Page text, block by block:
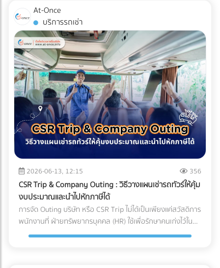
ในโรงงานมาตรฐาน การนำชิ้นส่วนพลาสติกออกจากแม่พิมพ์
(Demolding), การประกอบชิ้นส่วน (Assembly), และ การซีล
บรรจุภัณฑ์ (Sealing) จะต้องดำเนินการให้เสร็จสิ้นภายใน
Cleanroom ทั้งหมด บรรจุภัณฑ์ที่ใช้มักเป็นถุงฟอยล์หรือถุง
Tyvek ที่ได้มาตรฐานการแพทย์ เมื่อซีลปิดผนึกเรียบร้อยแล้ว จึง
จะสามารถนำชิ้นงานนั้นออกจาก Cleanroom สู่คลังสินค้าปกติ
ได้ บทสรุป: ความมั่นใจที่ส่งต่อถึงมือผู้ป่วย การลงทุนสร้างและ
บำรุงรักษา Cleanroom มีต้นทุนที่สูงมาก ทั้งค่าระบบปรับอากาศ
ค่าชุดป้องกัน (Gowning) และการตรวจสอบมาตรฐานประจำปี แต่
สำหรับอุตสาหกรรมการแพทย์ นี่คือการลงทุนที่ประเมินค่าไม่ได้
สำหรับฝ่ายจัดซื้อหรือเจ้าของแบรนด์อุปกรณ์การแพทย์ การ
เลือกพาร์ทเนอร์ หรือ OEM โรงงานพลาสติกที่ได้รับการรับรอง
มาตรฐาน Cleanroom (ISO 14644) และระบบบริหารงาน
คุณภาพสำหรับเครื่องมือแพทย์ (ISO 13485) ไม่เพียงแต่ช่วยลด
ความเสี่ยงในการถูกตีกลับสินค้า (Product Recall) แต่ยัง
เป็นการสร้างความมั่นใจสูงสุดว่า ผลิตภัณฑ์ของคุณจะปลอดภัย
และพร้อมช่วยชีวิตผู้ป่วยได้อย่างแท้จริง
หลายร้อยเท่า 3. ต้นทุนจากการไม่ผ่านมาตรฐานสากล
(Compliance Risks) ในปี 2026 ทั่วโลกหันมาใช้น้ำยาแอร์รักษ์
โลก (Eco-Friendly Refrigerants) ซึ่งมักจะมีแรงดันสูงกว่า
น้ำยาแอร์ยุคเก่า ชิ้นส่วนราคาถูกอาจไม่ได้ถูกออกแบบมาเพื่อ
รองรับสเปกใหม่นี้ ทำให้ไม่ผ่านมาตรฐานความปลอดภัย
นอกจากนี้ หากซัพพลายเออร์ต้นทางไม่มีระบบจัดการสิ่ง
แวดล้อมที่ดี โรงงานก็อาจเผชิญความยากลำบากในการขอใบรับ
รองสากลเพื่อส่งออกสินค้าไปต่างประเทศ บทสรุป: การเปลี่ยน
มุมมองจาก "ราคา" สู่ "ความคุ้มค่า" แบรนด์ผู้ผลิตเครื่องปรับ
อากาศชั้นนำระดับโลก ล้วนเข้าใจถึงกฎข้อนี้ดี พวกเขาจึงมักไม่
ประนีประนอมกับชิ้นส่วนกลไกที่อยู่ภายใน และเจาะจงเลือกใช้ผู้
ผลิตชิ้นส่วน (OEM) ที่มีกระบวนการตรวจสอบคุณภาพแบบ
Standards หรือมาตรฐาน ISO) เท่านั้น การเปลี่ยนมุมมองจาก
การหา "อะไหล่ที่ถูกที่สุด" เป็น "อะไหล่ที่ลดความเสี่ยงได้มากที่สุด"
คือกุญแจสำคัญที่ทำให้องค์กรเติบโตอย่างยั่งยืน การเลือก
ซัพพลายเออร์จึงไม่ใช่แค่การเปรียบเทียบใบเสนอราคา แต่คือการ
มองหา "พาร์ทเนอร์เชิงกลยุทธ์" ที่สามารถช่วยควบคุม Total
Cost of Ownership ได้อย่างแท้จริง ท้ายที่สุดแล้ว การลงทุนกับ
ชิ้นส่วนที่มีคุณภาพตั้งแต่ต้นทาง ย่อมเป็นทางเลือกที่คุ้มค่ากว่า
การขนส่งผงชาใส่ตู้คอนเทนเนอร์แล้วจบไป เพราะหากขาดการ
บริหารจัดการซัพพลายเชนที่ถูกต้อง สิ่งที่ส่งมาถึงหน้าโรงงาน
อาจกลายเป็นเพียง "ผงชาสีหม่น" ที่สูญเสียทั้งเอกลักษณ์และ
มูลค่า กุญแจสำคัญที่อยู่เบื้องหลังการคงสภาพความสดใหม่ สี
เขียวสว่าง และกลิ่นอูมามิของมัทฉะไว้ได้อย่างสมบูรณ์แบบ คือ
ระบบขนส่งที่เรียกว่า Cold Chain Logistics (ระบบห่วงโซ่ความ
เย็น) ทำไม "มัทฉะ" ถึงต้องการการดูแลระดับพิเศษ? ก่อนจะเข้าใจ
ความสำคัญของการขนส่ง ต้องเข้าใจธรรมชาติของผงมัทฉะ
ก่อน มัทฉะคือการนำใบชาทั้งใบไปบดละเอียดด้วยโม่หินจนเป็นผง
ขนาดไมครอน ทำให้ตัวผงชามีพื้นที่ผิวสัมผัสกับอากาศมาก ศัตรู
ตัวร้ายที่ทำลายคุณภาพของมัทฉะมีอยู่ 3 ประการหลัก: ความ
ร้อน (Heat): อุณหภูมิที่สูงเกินไปจะเร่งกระบวนการสลายตัวของ
คลอโรฟิลล์ (Chlorophyll) ทำให้สีเขียวสว่างสดใส (Vibrant
Green) กลายเป็นสีเหลืองอมน้ำตาล (Yellowish-brown)
ออกซิเจน (Oxygen): ทำให้เกิดปฏิกิริยาออกซิเดชัน (Oxidation)
ซึ่งจะทำลายสารประกอบที่ให้กลิ่นหอม (Aroma) และสารต้าน
อนุมูลอิสระ (Catechins) ทำให้รสชาติอูมามิหายไป และเกิดความ
ขมฝาดขึ้นมาแทน ความชื้นและแสง (Moisture & Light): เร่งการ
เติบโตของจุลินทรีย์ และทำให้สีของชาซีดจางลงอย่างรวดเร็ว
Cold Chain Logistics ทำงานอย่างไรในเส้นทาง ญี่ปุ่น-ไทย?
At-Once
บริการรถเช่า
2026-06-13, 12:15 356
CSR Trip & Company Outing : วิธีวางแผนเช่ารถทัวร์ให้คุ้ม
งบประมาณและนำไปหักภาษีได้
การจัด Outing บริษัท หรือ CSR Trip ไม่ได้เป็นเพียงแค่สวัสดิการ
พนักงานที่ ฝ่ายทรัพยากรบุคคล (HR) ใช้เพื่อรักษาคนเก่งไว้ใน
องค์กรเท่านั้น แต่ในมุมมองของผู้บริหารและฝ่ายบัญชี กิจกรรม